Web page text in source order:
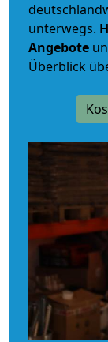
unterwegs.
Angebote
Überblick